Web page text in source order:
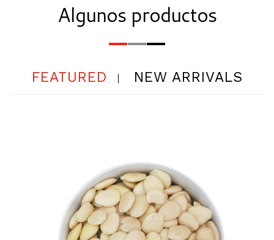
Algunos productos
FEATURED NEW ARRIVALS